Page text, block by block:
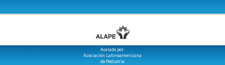
Avalado por:
Asociación Latinoamericana
de Pediatría